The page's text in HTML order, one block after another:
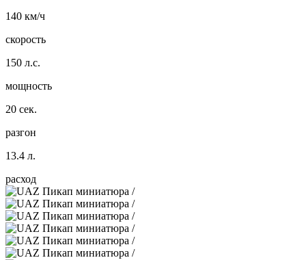
140 км/ч
скорость
150 л.с.
мощность
20 сек.
разгон
13.4 л.
расход